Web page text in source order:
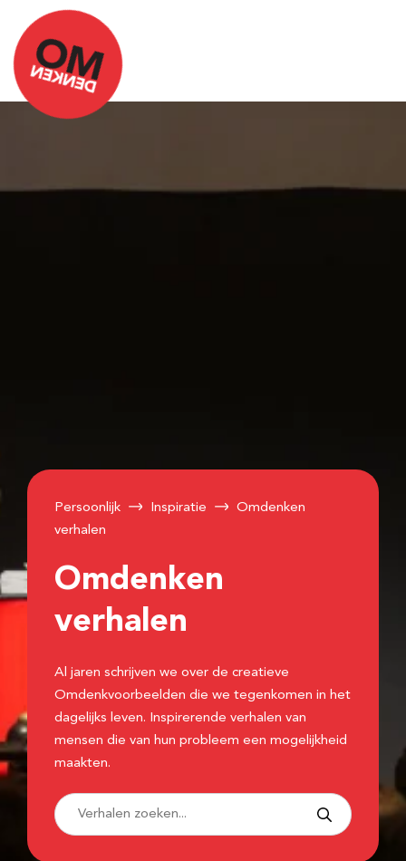
Persoonlijk Inspiratie
Omdenken
verhalen
Omdenken
verhalen
Al jaren schrijven we over de creatieve
Omdenkvoorbeelden die we tegenkomen in het
dagelijks leven. Inspirerende verhalen van
mensen die van hun probleem een mogelijkheid
maakten.